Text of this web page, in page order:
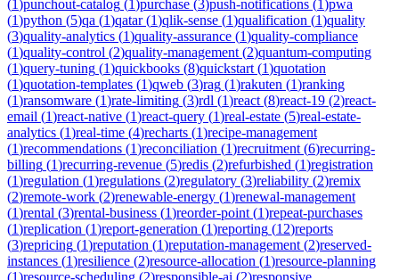
(1)punchout-catalog (1)purchase (3)push-notifications (1)pwa
(1)python (5)qa (1)qatar(1)qlik-sense (1)qualification (1)quality
(3)quality-analytics (1)quality-assurance (1)quality-compliance
(1)quality-control (2)quality-management (2)quantum-computing
(1)query-tuning (1)quickbooks (8)quickstart (1)quotation
(1)quotation-templates (1)qweb (3)rag (1)rakuten (1)ranking
(1)ransomware (1)rate-limiting (3)rdl (1)react (8)react-19 (2)react-
email (1)react-native (1)react-query (1)real-estate (5)real-estate-
analytics (1)real-time (4)recharts (1)recipe-management
(1)recommendations (1)reconciliation (1)recruitment (6)recurring-
billing (1)recurring-revenue (5)redis (2)refurbished (1)registration
(1)regulation (1)regulations (2)regulatory (3)reliability (2)remix
(2)remote-work (2)renewable-energy (1)renewal-management
(1)rental (3)rental-business (1)reorder-point (1)repeat-purchases
(1)replication (1)report-generation (1)reporting (12)reports
(3)repricing (1)reputation (1)reputation-management (2)reserved-
instances (1)resilience (2)resource-allocation (1)resource-planning
(1)resource-scheduling (2)responsible-ai (2)responsive